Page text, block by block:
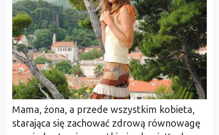
Mama, żona, a przede wszystkim kobieta,
starająca się zachować zdrową równowagę